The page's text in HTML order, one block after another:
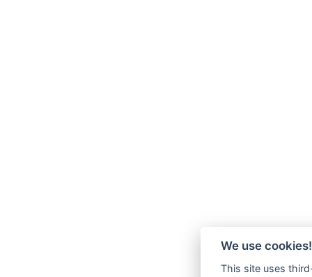
We use cookies!
This site uses